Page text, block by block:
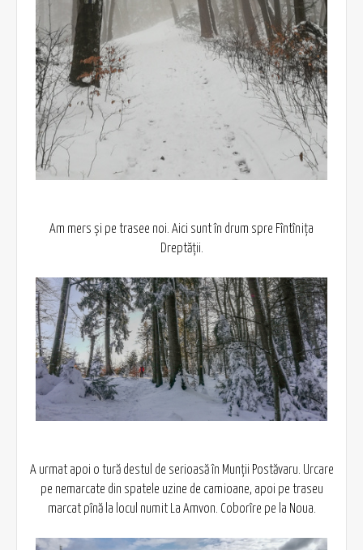
Am mers și pe trasee noi. Aici sunt în drum spre Fîntînița
Dreptății.
A urmat apoi o tură destul de serioasă în Munții Postăvaru. Urcare
pe nemarcate din spatele uzine de camioane, apoi pe traseu
marcat pînă la locul numit La Amvon. Coborîre pe la Noua.